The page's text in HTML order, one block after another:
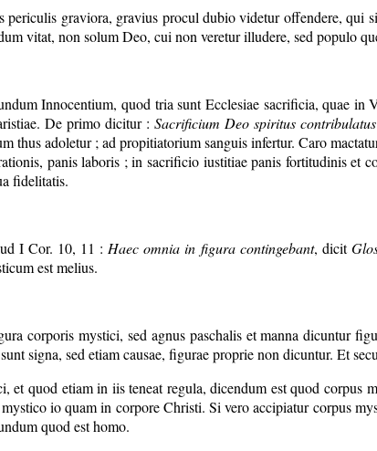
periculis graviora, gravius procul dubio videtur offendere,
vitat, non solum Deo, cui non veretur illudere, sed populo
Innocentium, quod tria sunt Ecclesiae sacrificia, quae
De primo dicitur : Sacrificium Deo spiritus contribulatus
thus adoletur ; ad propitiatorium sanguis infertur. Caro
panis laboris ; in sacrificio iustitiae panis fortitudinis et
fidelitatis.
I Cor. 10, 11 : Haec omnia in figura contingebant, dicit
est melius.
corporis mystici, sed agnus paschalis et manna dicuntur
signa, sed etiam causae, figurae proprie non dicuntur. Et
quod etiam in iis teneat regula, dicendum est quod
io quam in corpore Christi. Si vero accipiatur corpus
quod est homo.